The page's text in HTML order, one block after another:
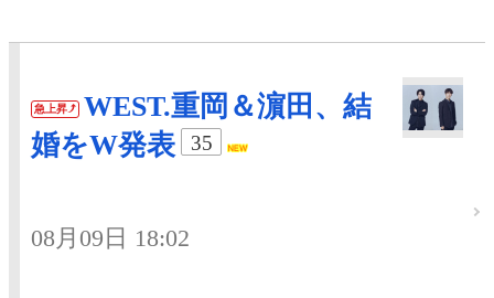
急上昇
WEST.重岡＆濵田、結
婚をW発表
35
08月09日 18:02